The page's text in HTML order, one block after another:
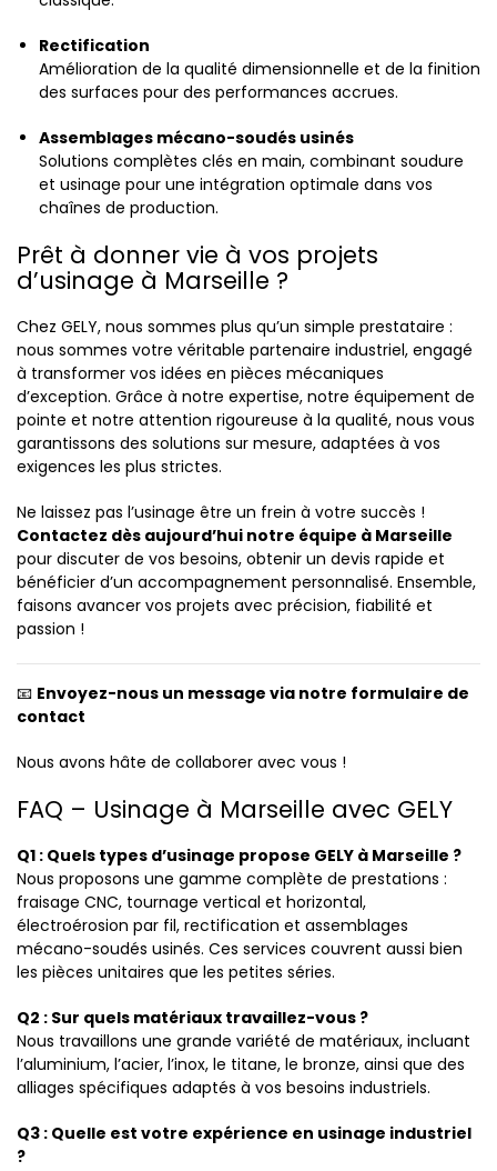
Rectification
Amélioration de la qualité dimensionnelle et de la finition
des surfaces pour des performances accrues.
Assemblages mécano-soudés usinés
Solutions complètes clés en main, combinant soudure
et usinage pour une intégration optimale dans vos
chaînes de production.
Prêt à donner vie à vos projets
d’usinage à Marseille ?
Chez GELY, nous sommes plus qu’un simple prestataire :
nous sommes votre véritable partenaire industriel, engagé
à transformer vos idées en pièces mécaniques
d’exception. Grâce à notre expertise, notre équipement de
pointe et notre attention rigoureuse à la qualité, nous vous
garantissons des solutions sur mesure, adaptées à vos
exigences les plus strictes.
Ne laissez pas l’usinage être un frein à votre succès !
Contactez dès aujourd’hui notre équipe à Marseille
pour discuter de vos besoins, obtenir un devis rapide et
bénéficier d’un accompagnement personnalisé. Ensemble,
faisons avancer vos projets avec précision, fiabilité et
passion !
📧 Envoyez-nous un message via notre formulaire de
contact
Nous avons hâte de collaborer avec vous !
FAQ – Usinage à Marseille avec GELY
Q1 : Quels types d’usinage propose GELY à Marseille ?
Nous proposons une gamme complète de prestations :
fraisage CNC, tournage vertical et horizontal,
électroérosion par fil, rectification et assemblages
mécano-soudés usinés. Ces services couvrent aussi bien
les pièces unitaires que les petites séries.
Q2 : Sur quels matériaux travaillez-vous ?
Nous travaillons une grande variété de matériaux, incluant
l’aluminium, l’acier, l’inox, le titane, le bronze, ainsi que des
alliages spécifiques adaptés à vos besoins industriels.
Q3 : Quelle est votre expérience en usinage industriel
?